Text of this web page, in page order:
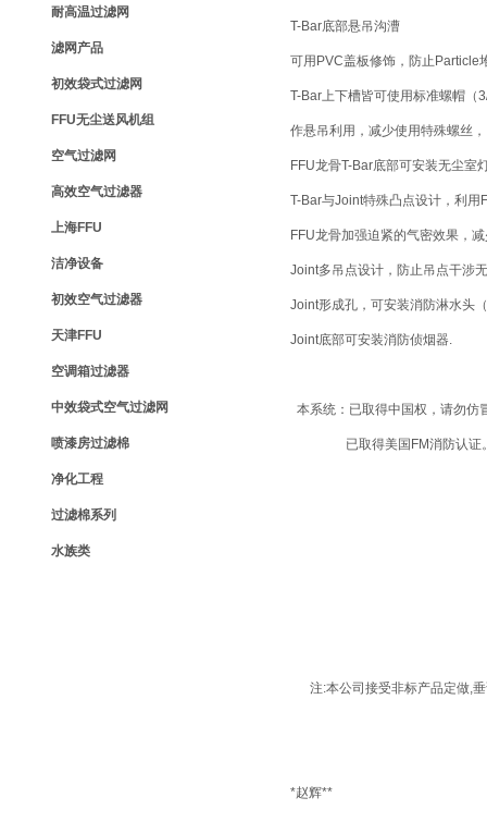
耐高温过滤网
滤网产品
初效袋式过滤网
FFU无尘送风机组
空气过滤网
高效空气过滤器
上海FFU
洁净设备
初效空气过滤器
天津FFU
空调箱过滤器
中效袋式空气过滤网
喷漆房过滤棉
净化工程
过滤棉系列
水族类
T-Bar底部悬吊沟漕
可用 PVC盖板修饰，防止 Particle
T-Bar上下槽皆可使用标准螺帽（
作悬吊利用，减少使用特殊螺丝
FFU龙骨T-Bar底部可安装无尘室
T-Bar与Joint特殊凸点设计，利用
FFU龙骨加强迫紧的气密效果，
Joint多吊点设计，防止吊点干涉
Joint形成孔，可安装消防淋水头
Joint底部可安装消防侦烟器.
本系统：已取得中国权，请勿仿
已取得美国 FM消防认证
注:本公司接受非标产品定做,
*赵辉**